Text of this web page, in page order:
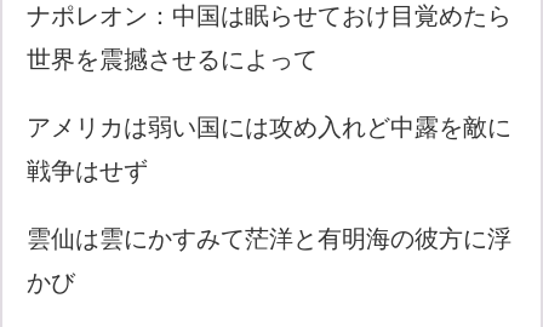
ナポレオン：中国は眠らせておけ目覚めたら
世界を震撼させるによって
アメリカは弱い国には攻め入れど中露を敵に
戦争はせず
雲仙は雲にかすみて茫洋と有明海の彼方に浮
かび